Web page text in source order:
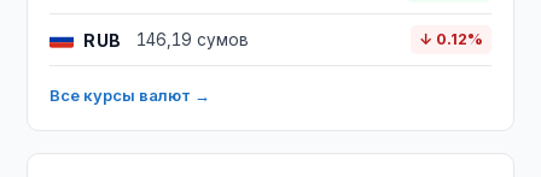
RUB 146,19 сумов ↓ 0.12%
Все курсы валют →